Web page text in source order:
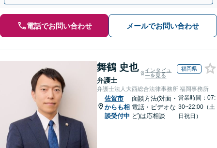
電話でお問い合わせ メールでお問い合わせ
舞鶴 史也
弁護士
インタビュ
ーを見る
福岡県
弁護士法人大西総合法律事務所 福岡事務所
佐賀市
からも相
談受付中
面談方法(対面・
電話・ビデオな
ど)は応相談
営業時間：07:
30~22:00（土
日祝日）